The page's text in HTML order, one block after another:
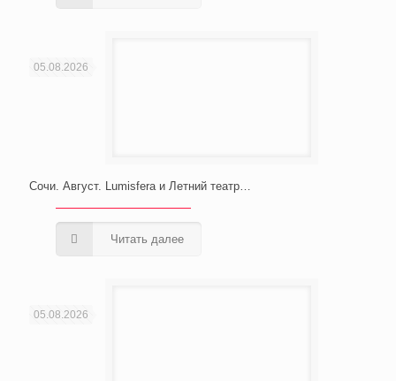
05.08.2026
Сочи. Август. Lumisfera и Летний театр…
Читать далее
05.08.2026